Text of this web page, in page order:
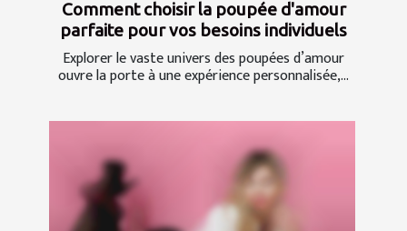
Comment choisir la poupée d'amour
parfaite pour vos besoins individuels
Explorer le vaste univers des poupées d’amour
ouvre la porte à une expérience personnalisée,...